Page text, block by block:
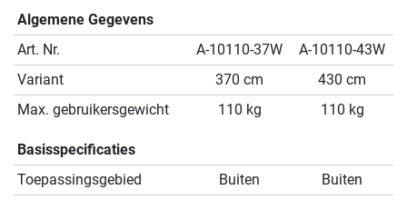
Algemene Gegevens
Art. Nr.
A-10110-37W
A-10110-43W
Variant
370 cm
430 cm
Max. gebruikersgewicht
110 kg 110 kg
Basisspecificaties
Toepassingsgebied
Buiten
Buiten